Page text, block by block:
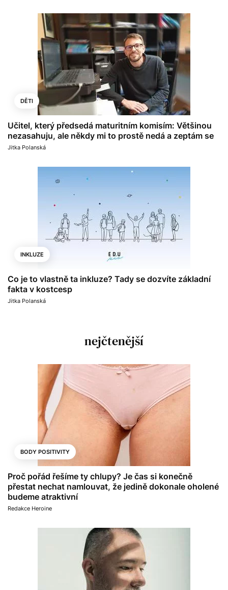
DĚTI
Učitel, který předsedá maturitním komisím: Většinou
nezasahuju, ale někdy mi to prostě nedá a zeptám se
Jitka Polanská
INKLUZE
Co je to vlastně ta inkluze? Tady se dozvíte základní
fakta v kostcesp
Jitka Polanská
nejčtenější
BODY POSITIVITY
Proč pořád řešíme ty chlupy? Je čas si konečně
přestat nechat namlouvat, že jedině dokonale oholené
budeme atraktivní
Redakce Heroine